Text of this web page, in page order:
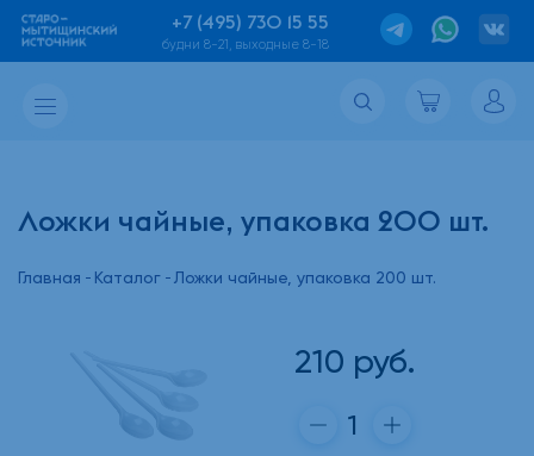
+7 (495) 730 15 55
будни 8-21, выходные 8-18
Ложки чайные, упаковка 200 шт.
Главная Каталог Ложки чайные, упаковка 200 шт.
210 руб.